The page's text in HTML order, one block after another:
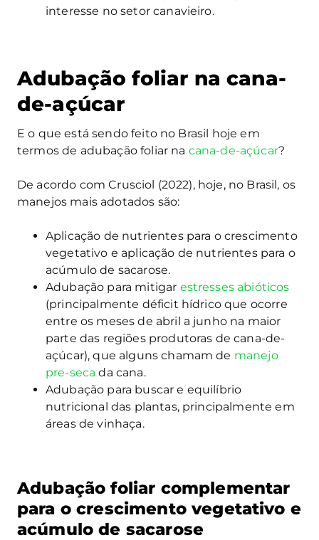
interesse no setor canavieiro.
Adubação foliar na cana-
de-açúcar
E o que está sendo feito no Brasil hoje em
termos de adubação foliar na cana-de-açúcar?
De acordo com Crusciol (2022), hoje, no Brasil, os
manejos mais adotados são:
Aplicação de nutrientes para o crescimento
vegetativo e aplicação de nutrientes para o
acúmulo de sacarose.
Adubação para mitigar estresses abióticos
(principalmente déficit hídrico que ocorre
entre os meses de abril a junho na maior
parte das regiões produtoras de cana-de-
açúcar), que alguns chamam de manejo
pre-secada cana.
Adubação para buscar e equilíbrio
nutricional das plantas, principalmente em
áreas de vinhaça.
Adubação foliar complementar
para o crescimento vegetativo e
acúmulo de sacarose